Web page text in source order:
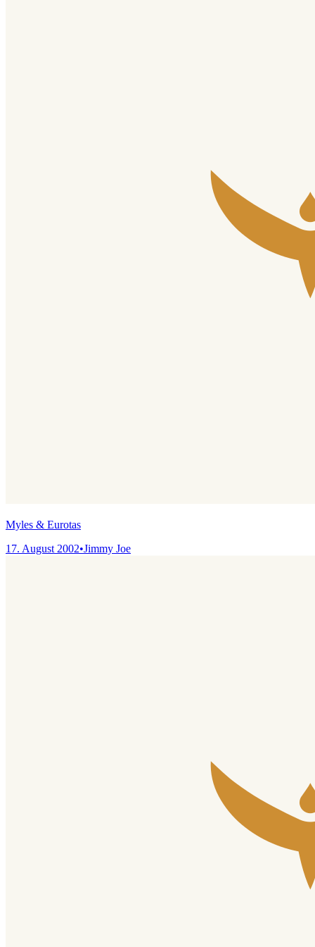
Myles & Eurotas
17. August 2002•Jimmy Joe